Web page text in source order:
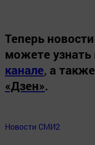
Теперь
можете
канале, а
«Дзен».
Новости СМИ2